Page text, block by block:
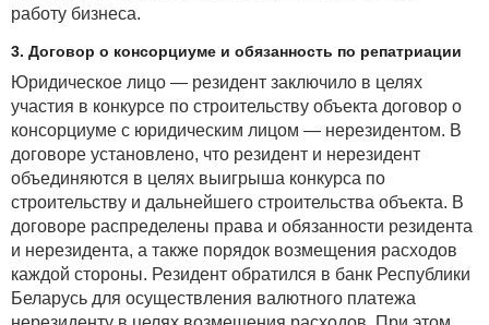
работу бизнеса.
3. Договор о консорциуме и обязанность по репатриации
Юридическое лицо — резидент заключило в целях
участия в конкурсе по строительству объекта договор о
консорциуме с юридическим лицом — нерезидентом. В
договоре установлено, что резидент и нерезидент
объединяются в целях выигрыша конкурса по
строительству и дальнейшего строительства объекта. В
договоре распределены права и обязанности резидента
и нерезидента, а также порядок возмещения расходов
каждой стороны. Резидент обратился в банк Республики
Беларусь для осуществления валютного платежа